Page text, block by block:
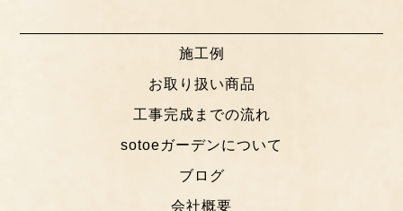
施工例
お取り扱い商品
工事完成までの流れ
sotoeガーデンについて
ブログ
会社概要